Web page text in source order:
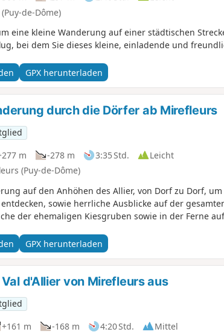
de-Dôme)
eine kleine Wanderung auf einer städtischen
bei dem Sie dieses kleine, einladende und
GPX herunterladen
durch die Dörfer ab Mirefleurs
m -278 m 3:35 Std.
Leicht
(Puy-de-Dôme)
auf den Anhöhen des Allier, von Dorf zu Dorf,
sowie herrliche Ausblicke auf der
der ehemaligen Kiesgruben sowie in der Ferne
GPX herunterladen
d'Allier von Mirefleurs aus
+161 m -168 m 4:20 Std.
Mittel